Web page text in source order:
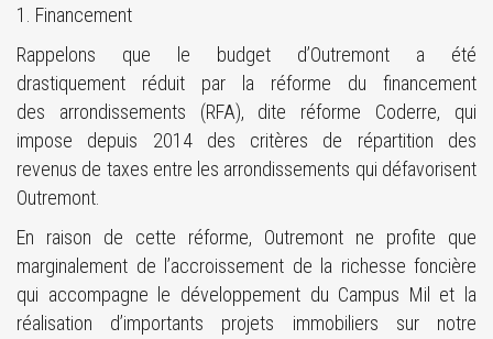
1. Financement
Rappelons que le budget d’Outremont a été
drastiquement réduit par la réforme du financement
des arrondissements (RFA), dite réforme Coderre, qui
impose depuis 2014 des critères de répartition des
revenus de taxes entre les arrondissements qui défavorisent
Outremont.
En raison de cette réforme, Outremont ne profite que
marginalement de l’accroissement de la richesse foncière
qui accompagne le développement du Campus Mil et la
réalisation d’importants projets immobiliers sur notre